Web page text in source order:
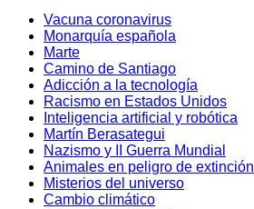
Vacuna coronavirus
Monarquía española
Marte
Camino de Santiago
Adicción a la tecnología
Racismo en Estados Unidos
Inteligencia artificial y robótica
Martín Berasategui
Nazismo y II Guerra Mundial
Animales en peligro de extinción
Misterios del universo
Cambio climático